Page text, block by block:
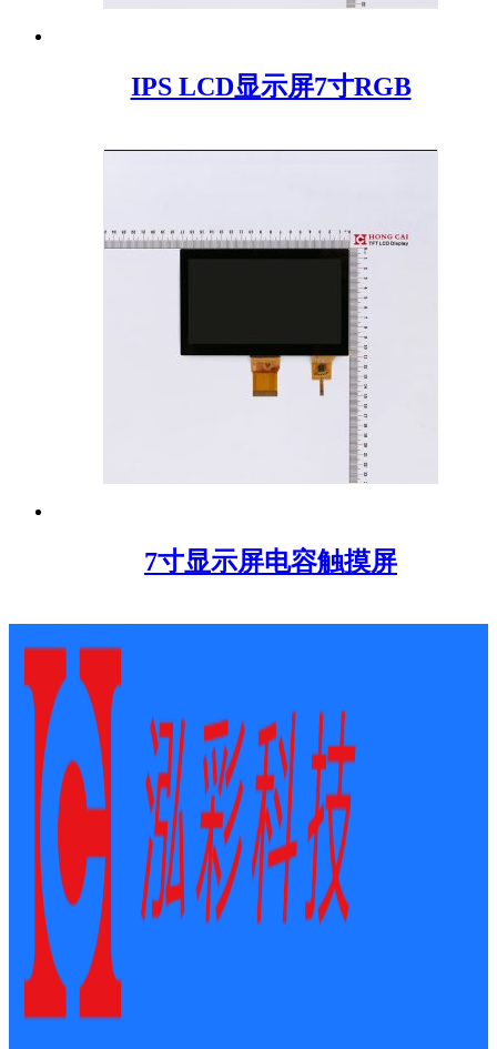
IPS LCD显示屏7寸RGB
7寸显示屏电容触摸屏